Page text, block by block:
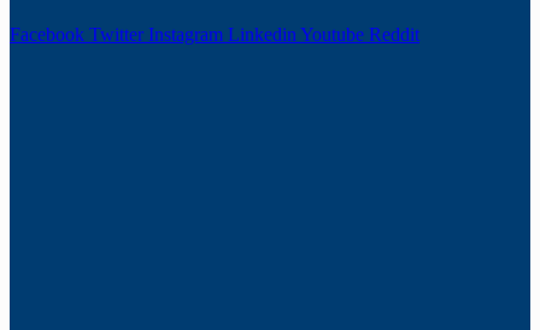
Facebook Twitter Instagram Linkedin Youtube Reddit